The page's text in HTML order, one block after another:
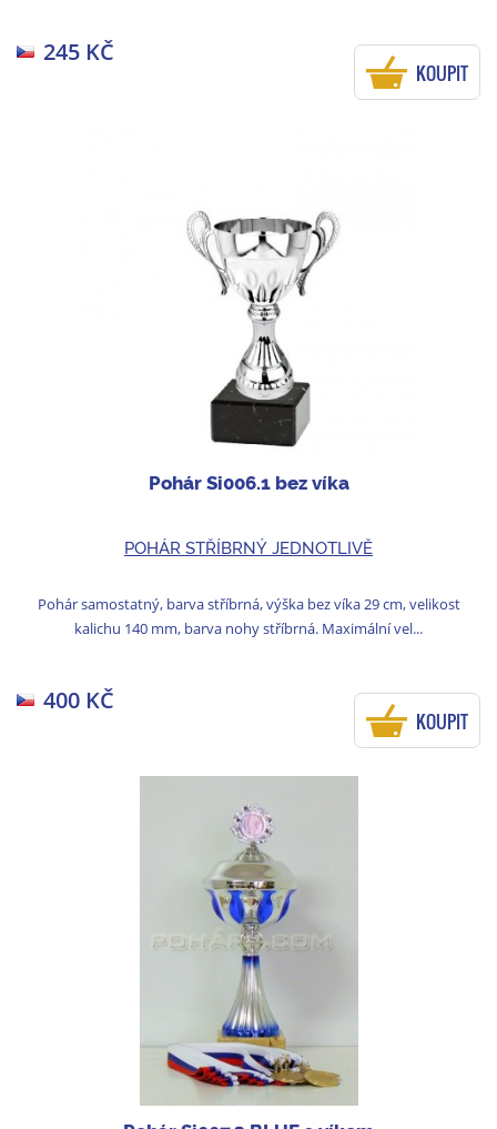
245 KČ
KOUPIT
Pohár Si006.1 bez víka
POHÁR STŘÍBRNÝ JEDNOTLIVĚ
Pohár samostatný, barva stříbrná, výška bez víka 29 cm, velikost
kalichu 140 mm, barva nohy stříbrná. Maximální vel...
400 KČ
KOUPIT